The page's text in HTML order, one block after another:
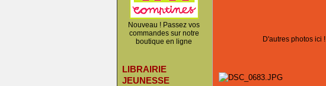
Nouveau ! Passez vos
commandes sur notre
boutique en ligne
LIBRAIRIE
JEUNESSE
D'autres photos ici !